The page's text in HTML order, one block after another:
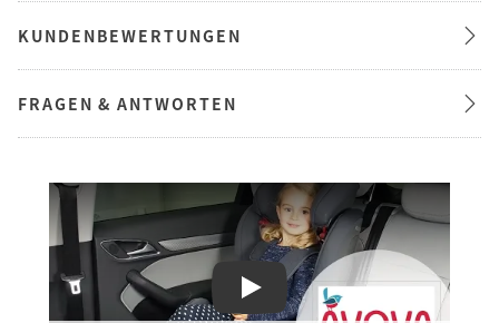
KUNDENBEWERTUNGEN
FRAGEN & ANTWORTEN
Play